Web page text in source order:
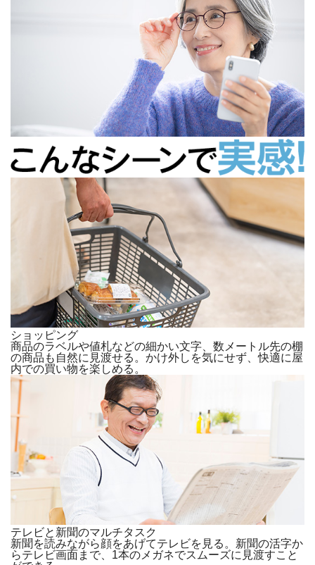
ショッピング
商品のラベルや値札などの細かい文字、数メートル先の棚
の商品も自然に見渡せる。かけ外しを気にせず、快適に屋
内での買い物を楽しめる。
テレビと新聞のマルチタスク
新聞を読みながら顔をあげてテレビを見る。新聞の活字か
らテレビ画面まで、1本のメガネでスムーズに見渡すこと